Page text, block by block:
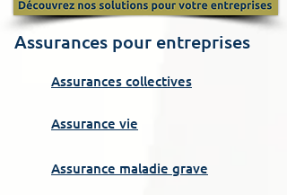
Assurances pour entreprises
Assurances collectives
Assurance vie
Assurance maladie grave